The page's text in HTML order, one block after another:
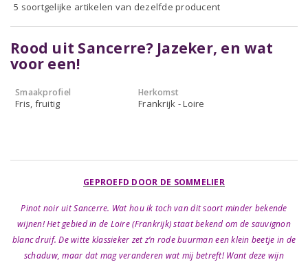
5 soortgelijke artikelen van dezelfde producent
Rood uit Sancerre? Jazeker, en wat
voor een!
Smaakprofiel
Fris, fruitig
Herkomst
Frankrijk - Loire
GEPROEFD DOOR DE SOMMELIER
Pinot noir uit Sancerre. Wat hou ik toch van dit soort minder bekende
wijnen! Het gebied in de Loire (Frankrijk) staat bekend om de sauvignon
blanc druif. De witte klassieker zet z’n rode buurman een klein beetje in de
schaduw, maar dat mag veranderen wat mij betreft! Want deze wijn